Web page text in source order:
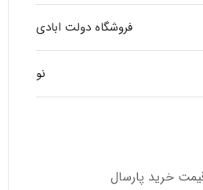
فروشگاه دولت ابادی
نو
خرید پارسال